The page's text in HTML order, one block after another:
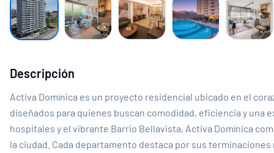
Descripción
Activa Domínica es un proyecto residencial ubicado en el
diseñados para quienes buscan comodidad, eficiencia y una
hospitales y el vibrante Barrio Bellavista, Activa Domínica
la ciudad. Cada departamento destaca por sus